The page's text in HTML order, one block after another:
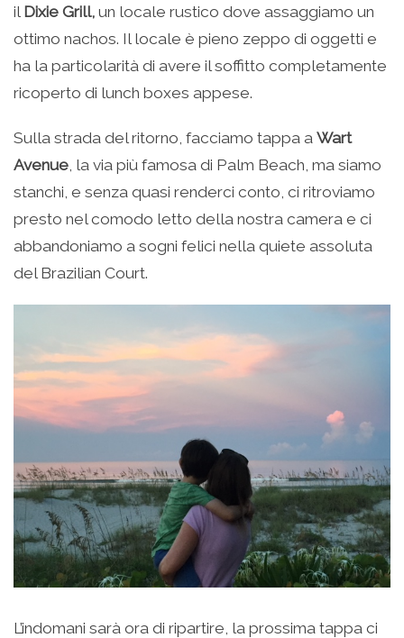
il Dixie Grill, un locale rustico dove assaggiamo un
ottimo nachos. Il locale è pieno zeppo di oggetti e
ha la particolarità di avere il soffitto completamente
ricoperto di lunch boxes appese.
Sulla strada del ritorno, facciamo tappa a Wart
Avenue, la via più famosa di Palm Beach, ma siamo
stanchi, e senza quasi renderci conto, ci ritroviamo
presto nel comodo letto della nostra camera e ci
abbandoniamo a sogni felici nella quiete assoluta
del Brazilian Court.
L’indomani sarà ora di ripartire, la prossima tappa ci